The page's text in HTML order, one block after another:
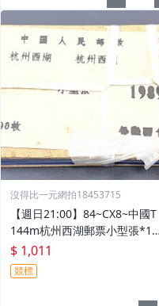
沒得比一元網拍18453715
【週日21:00】84~CX8~中國T
144m杭州西湖郵票小型張*10
0枚原封, 原外包塑膠袋已更換,
如圖
$ 1,011
競標